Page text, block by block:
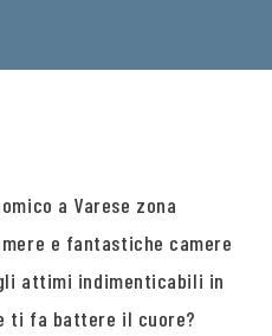
a Varese zona
e fantastiche camere
attimi indimenticabili in
ti fa battere il cuore?